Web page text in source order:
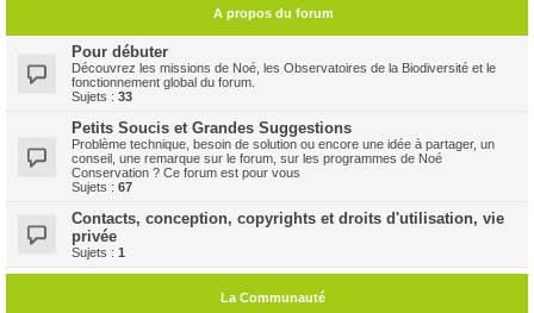
A propos du forum
Pour débuter
Découvrez les missions de Noé, les Observatoires de la Biodiversité et le
fonctionnement global du forum.
Sujets : 33
Petits Soucis et Grandes Suggestions
Problème technique, besoin de solution ou encore une idée à partager, un
conseil, une remarque sur le forum, sur les programmes de Noé
Conservation ? Ce forum est pour vous
Sujets : 67
Contacts, conception, copyrights et droits d'utilisation, vie
privée
Sujets : 1
La Communauté